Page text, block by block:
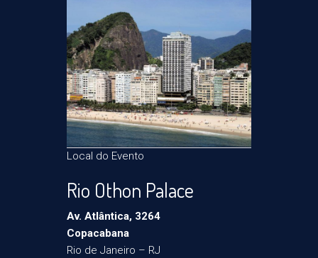
Local do Evento
Rio Othon Palace
Av. Atlântica, 3264
Copacabana
Rio de Janeiro – RJ